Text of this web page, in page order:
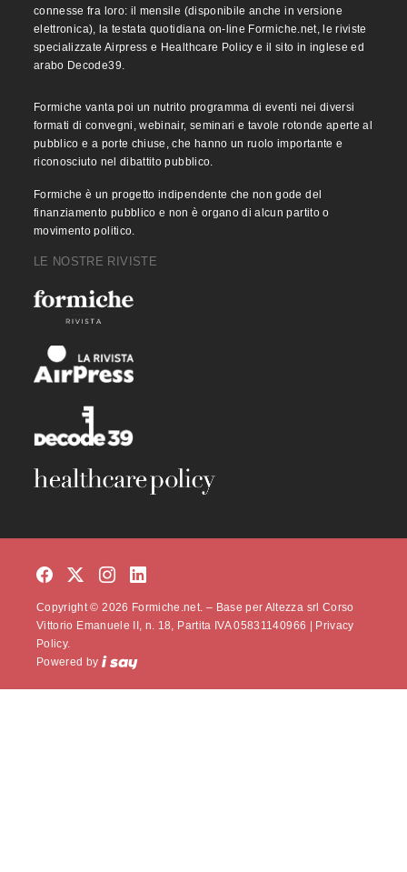
connesse fra loro: il mensile (disponibile anche in versione
elettronica), la testata quotidiana on-line Formiche.net, le riviste
specializzate Airpress e Healthcare Policy e il sito in inglese ed
arabo Decode39.
Formiche vanta poi un nutrito programma di eventi nei diversi
formati di convegni, webinair, seminari e tavole rotonde aperte al
pubblico e a porte chiuse, che hanno un ruolo importante e
riconosciuto nel dibattito pubblico.
Formiche è un progetto indipendente che non gode del
finanziamento pubblico e non è organo di alcun partito o
movimento politico.
LE NOSTRE RIVISTE
Copyright © 2026 Formiche.net. – Base per Altezza srl Corso
Vittorio Emanuele II, n. 18, Partita IVA 05831140966 | Privacy
Policy.
Powered by